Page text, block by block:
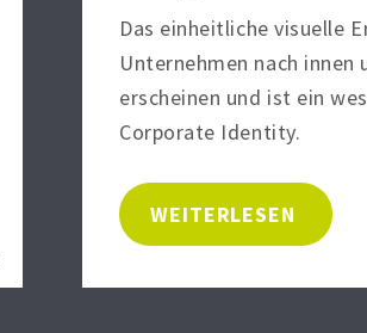
Das einheitliche visuelle
Unternehmen nach innen
erscheinen und ist ein
Corporate Identity.
WEITERLESEN